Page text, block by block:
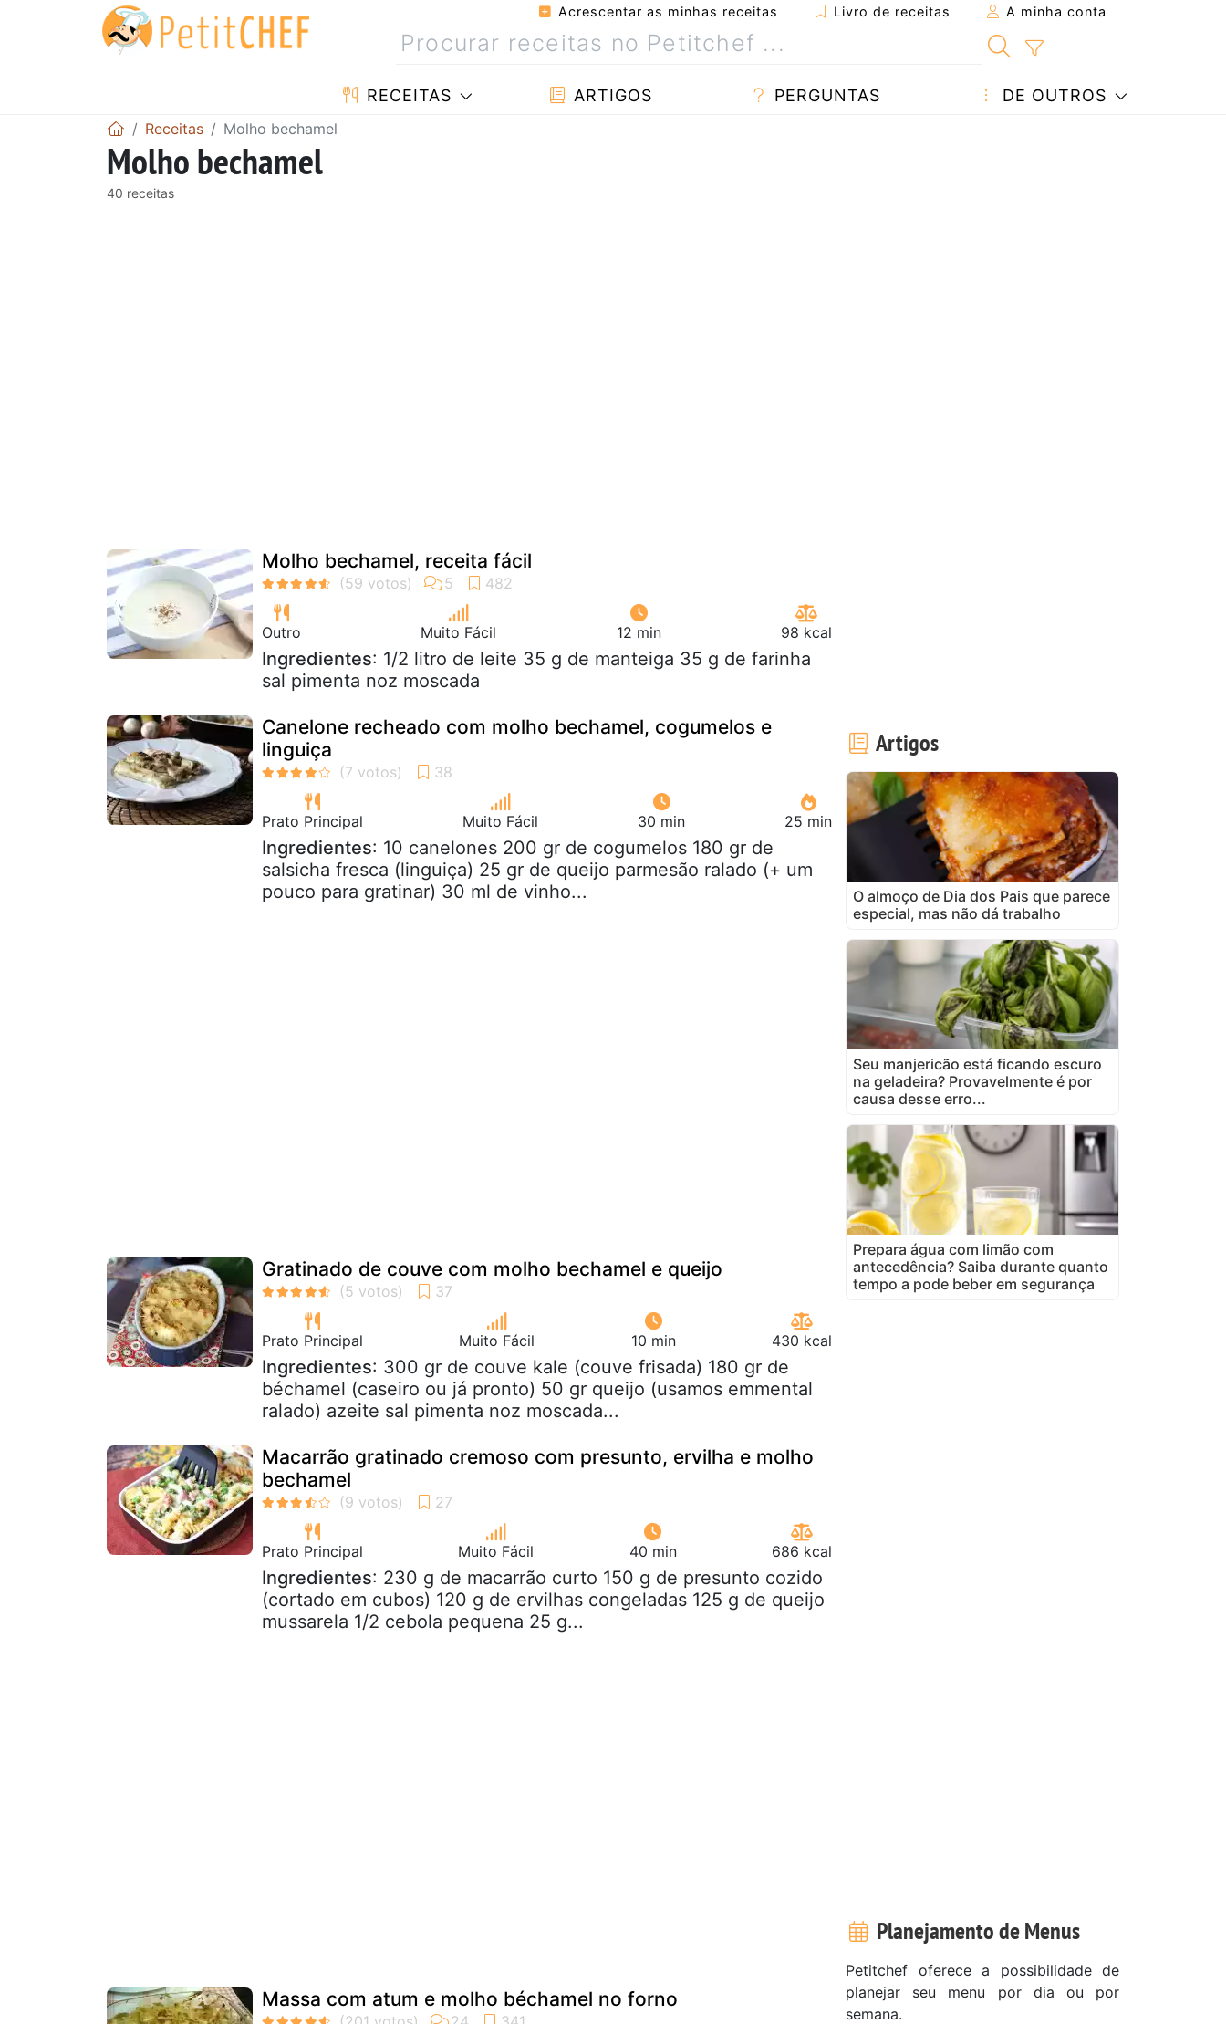
Acrescentar as minhas receitas Livro de receitas A minha conta
RECEITAS ARTIGOS PERGUNTAS DE OUTROS
Receitas Molho bechamel
Molho bechamel
40 receitas
Molho bechamel, receita fácil
Outro Muito Fácil 12 min 98 kcal
Ingredientes: 1/2 litro de leite 35 g de manteiga 35 g de farinha
sal pimenta noz moscada
Canelone recheado com molho bechamel, cogumelos e
linguiça
Prato Principal Muito Fácil 30 min 25 min
Ingredientes: 10 canelones 200 gr de cogumelos 180 gr de
salsicha fresca (linguiça) 25 gr de queijo parmesão ralado (+ um
pouco para gratinar) 30 ml de vinho...
Gratinado de couve com molho bechamel e queijo
Prato Principal Muito Fácil 10 min 430 kcal
Ingredientes: 300 gr de couve kale (couve frisada) 180 gr de
béchamel (caseiro ou já pronto) 50 gr queijo (usamos emmental
ralado) azeite sal pimenta noz moscada...
Macarrão gratinado cremoso com presunto, ervilha e molho
bechamel
Prato Principal Muito Fácil 40 min 686 kcal
Ingredientes: 230 g de macarrão curto 150 g de presunto cozido
(cortado em cubos) 120 g de ervilhas congeladas 125 g de queijo
mussarela 1/2 cebola pequena 25 g...
Massa com atum e molho béchamel no forno
Artigos
O almoço de Dia dos Pais que parece
especial, mas não dá trabalho
Seu manjericão está ficando escuro
na geladeira? Provavelmente é por
causa desse erro...
Prepara água com limão com
antecedência? Saiba durante quanto
tempo a pode beber em segurança
Planejamento de Menus
Petitchef oferece a possibilidade de
planejar seu menu por dia ou por
semana.